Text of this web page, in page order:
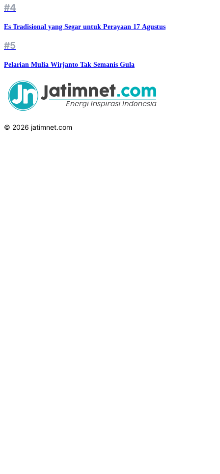
#4
Es Tradisional yang Segar untuk Perayaan 17 Agustus
#5
Pelarian Mulia Wirjanto Tak Semanis Gula
© 2026 jatimnet.com